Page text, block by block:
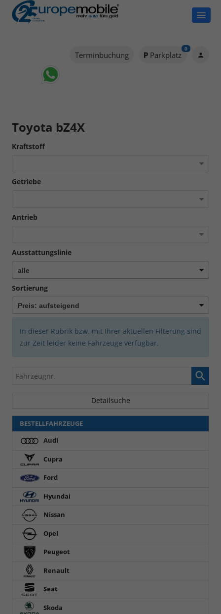
Terminbuchung Parkplatz
0
Toyota bZ4X
Kraftstoff
Getriebe
Antrieb
Ausstattungslinie
Sortierung
In dieser Rubrik bzw. mit Ihrer aktuellen Filterung sind
zur Zeit leider keine Fahrzeuge verfügbar.
Fahrzeugnr.
Detailsuche
BESTELLFAHRZEUGE
Audi
Cupra
Ford
Hyundai
Nissan
Opel
Peugeot
Renault
Seat
Skoda